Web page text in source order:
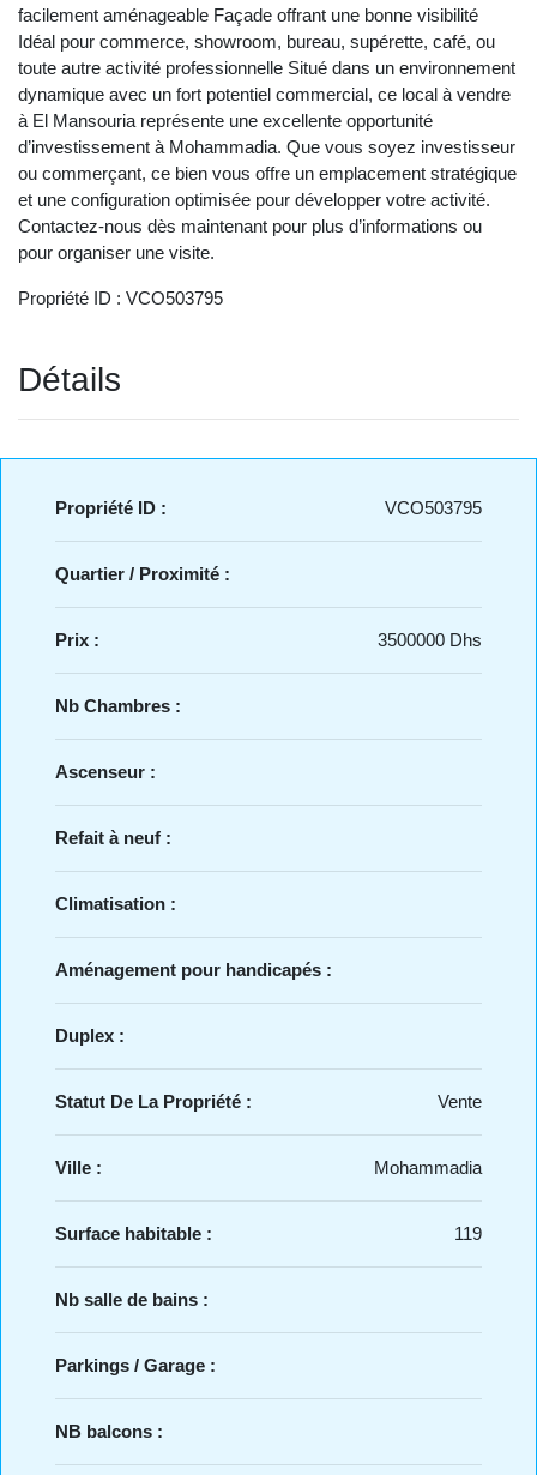
facilement aménageable Façade offrant une bonne visibilité
Idéal pour commerce, showroom, bureau, supérette, café, ou
toute autre activité professionnelle Situé dans un environnement
dynamique avec un fort potentiel commercial, ce local à vendre
à El Mansouria représente une excellente opportunité
d’investissement à Mohammadia. Que vous soyez investisseur
ou commerçant, ce bien vous offre un emplacement stratégique
et une configuration optimisée pour développer votre activité.
Contactez-nous dès maintenant pour plus d’informations ou
pour organiser une visite.
Propriété ID : VCO503795
Détails
Propriété ID : VCO503795
Quartier / Proximité :
Prix : 3500000 Dhs
Nb Chambres :
Ascenseur :
Refait à neuf :
Climatisation :
Aménagement pour handicapés :
Duplex :
Statut De La Propriété : Vente
Ville : Mohammadia
Surface habitable : 119
Nb salle de bains :
Parkings / Garage :
NB balcons :